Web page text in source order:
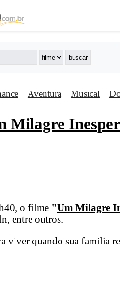
Aventura Musical
Milagre
o filme "Um Milagre
entre outros.
viver quando sua família